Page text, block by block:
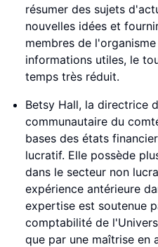
résumer des sujets
nouvelles idées et
membres de
informations utiles, le
temps très réduit.
Betsy Hall, la directrice
communautaire du
bases des états
lucratif. Elle possède
dans le secteur non
expérience antérieure
expertise est soutenue
comptabilité de
que par une maîtrise en